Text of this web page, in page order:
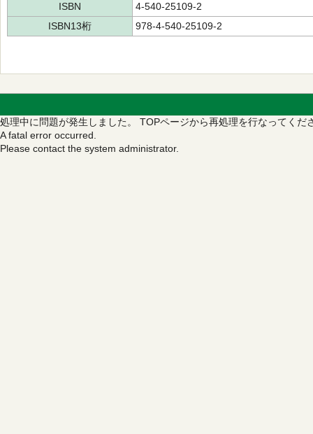
ISBN
4-540-25109-2
ISBN13桁
978-4-540-25109-2
処理中に問題が発生しました。 TOPページから再処理を行なってくだ
A fatal error occurred.
Please contact the system administrator.